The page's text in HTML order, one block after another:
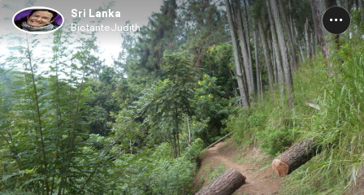
Sri Lanka
BiotanteJudith